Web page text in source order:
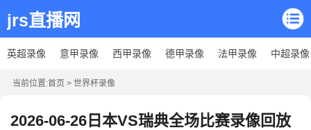
jrs直播网
英超录像 意甲录像 西甲录像 德甲录像 法甲录像 中超录像
当前位置:首页 > 世界杯录像
2026-06-26日本VS瑞典全场比赛录像回放